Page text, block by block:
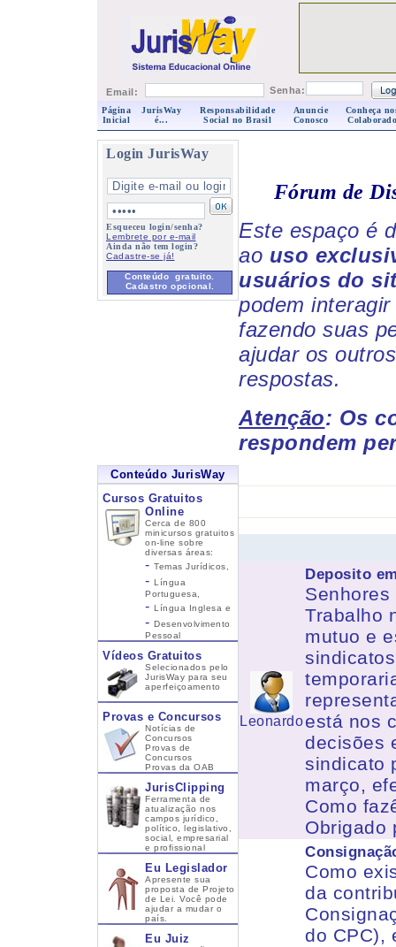
Email: Senha:
Página
Inicial
JurisWay
é...
Responsabilidade
Social no Brasil
Anuncie
Conosco
Conheça
Login JurisWay
Esqueceu login/senha?
Lembrete por e-mail
Ainda não tem login?
Cadastre-se já!
Conteúdo gratuito.
Cadastro opcional.
Conteúdo JurisWay
Cursos Gratuitos
Online
Cerca de 800
minicursos gratuitos
on-line sobre
diversas áreas:
- Temas Jurídicos,
- Língua
Portuguesa,
- Língua Inglesa e
- Desenvolvimento
Pessoal
Vídeos Gratuitos
Selecionados pelo
JurisWay para seu
aperfeiçoamento
Provas e Concursos
Notícias de
Concursos
Provas de
Concursos
Provas da OAB
JurisClipping
Ferramenta de
atualização nos
campos jurídico,
político, legislativo,
social, empresarial
e profissional
Eu Legislador
Apresente sua
proposta de Projeto
de Lei. Você pode
ajudar a mudar o
país.
Eu Juiz
Fórum de
Este espaço é
ao uso
usuários do
podem
fazendo suas
ajudar os
respostas.
Atenção: Os
respondem
Leonardo
Deposito
Trabalho
mutuo e
está nos
decisões
sindicato
março,
Como
Obrigado
Como
da
do CPC),